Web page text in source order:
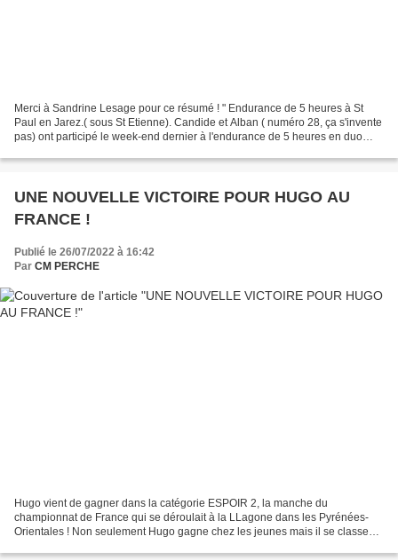
Merci à Sandrine Lesage pour ce résumé ! " Endurance de 5 heures à St
Paul en Jarez.( sous St Etienne). Candide et Alban ( numéro 28, ça s'invente
pas) ont participé le week-end dernier à l'endurance de 5 heures en duo
UNE NOUVELLE VICTOIRE POUR HUGO AU
FRANCE !
Publié le 26/07/2022 à 16:42
Par CM PERCHE
Hugo vient de gagner dans la catégorie ESPOIR 2, la manche du
championnat de France qui se déroulait à la LLagone dans les Pyrénées-
Orientales ! Non seulement Hugo gagne chez les jeunes mais il se classe